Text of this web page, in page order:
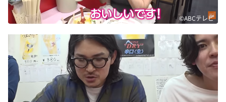
©ABCテレビ